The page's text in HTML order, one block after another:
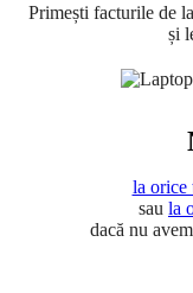
Primești facturile de
și
la orice
sau la
dacă nu